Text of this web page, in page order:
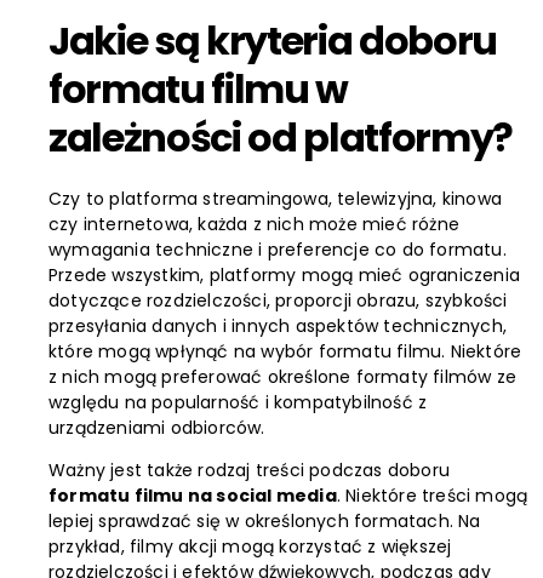
Jakie są kryteria doboru
formatu filmu w
zależności od platformy?
Czy to platforma streamingowa, telewizyjna, kinowa
czy internetowa, każda z nich może mieć różne
wymagania techniczne i preferencje co do formatu.
Przede wszystkim, platformy mogą mieć ograniczenia
dotyczące rozdzielczości, proporcji obrazu, szybkości
przesyłania danych i innych aspektów technicznych,
które mogą wpłynąć na wybór formatu filmu. Niektóre
z nich mogą preferować określone formaty filmów ze
względu na popularność i kompatybilność z
urządzeniami odbiorców.
Ważny jest także rodzaj treści podczas doboru
formatu filmu na social media. Niektóre treści mogą
lepiej sprawdzać się w określonych formatach. Na
przykład, filmy akcji mogą korzystać z większej
rozdzielczości i efektów dźwiękowych, podczas gdy